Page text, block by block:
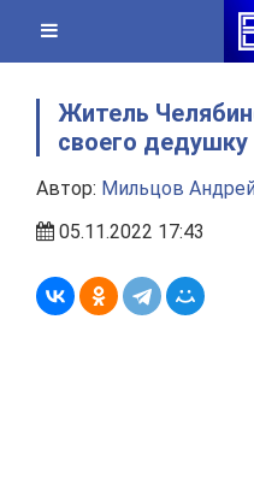
content
Житель
своего дедушку
Автор: Мильцов
05.11.2022 17:43